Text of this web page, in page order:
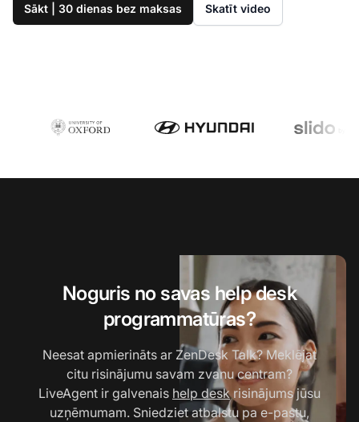
Sākt | 30 dienas bez maksas Skatīt video
Noguris no savas help desk
programmatūras?
Neesat apmierināts ar ZenDesk Talk? Meklējat
citu risinājumu savam zvanu centram?
LiveAgent ir galvenais help deskrisinājums jūsu
uzņēmumam. Sniedziet atbalstu pa e-pastu,